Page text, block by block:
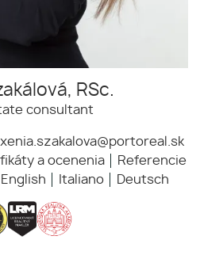
RSc.
consultant
xenia.szakalova@portoreal.sk
a ocenenia
Referencie
English Italiano Deutsch